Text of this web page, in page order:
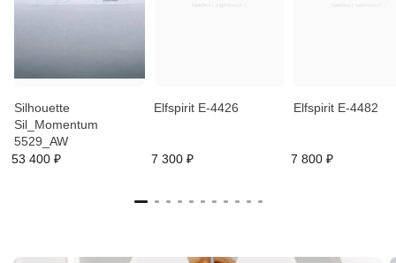
Silhouette
Sil_Momentum
5529_AW
53 400 ₽
Elfspirit E-4426
7 300 ₽
Elfspirit E-4482
7 800 ₽